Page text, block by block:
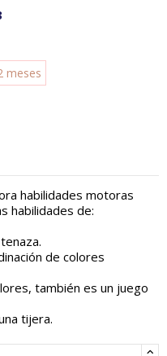
meses
habilidades motoras
habilidades de:
de colores
también es un juego
tijera.